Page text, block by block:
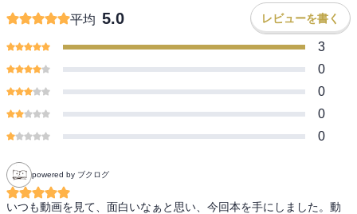
ました。子育てに不安や悩みがある人、家庭内でのコミュニケーシ
ョンがうまくいっていない人、これから結婚して家庭を築きたいと
思っている人に、少しでも気楽になってもらい、何かの役に立てる
ようにと願って、工夫を凝らした一冊です。もちろんヒマツブシに
ぐん伸びて、信頼関係が強くなって・・・・・・みなさんの愛する
家族が、この本を通してもっともっと幸せになることを願っていま
す！（執筆ほんまにキツかったので、みんな絶対買ってくださ
平均 5.0 レビューを書く
3
0
0
0
0
powered by ブクログ
いつも動画を見て、面白いなぁと思い、今回本を手にしました。動